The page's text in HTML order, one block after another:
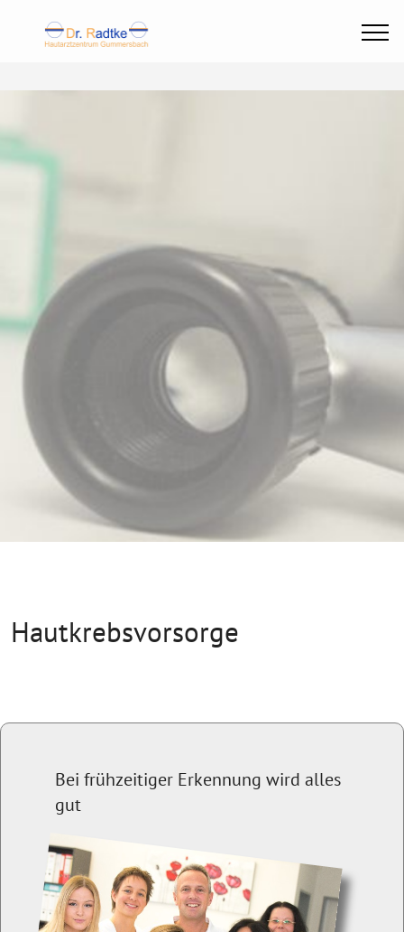
Hautkrebsvorsorge
Bei frühzeitiger Erkennung wird alles
gut